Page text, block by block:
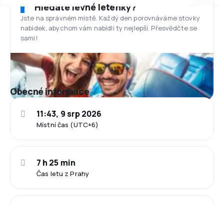
Hledáte levné letenky?
Jste na správném místě. Každý den porovnáváme stovky
nabídek, abychom vám nabídli ty nejlepší. Přesvědčte se
sami!
Obecné informace
Místní čas (UTC+6)
11:43, 9 srp 2026
Čas letu z Prahy
7 h 25 min